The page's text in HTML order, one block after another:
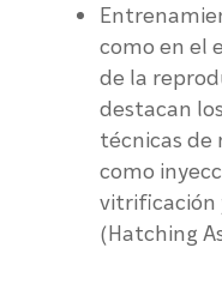
como en el
de la
destacan
técnicas de
como
vitrificación
(Hatching